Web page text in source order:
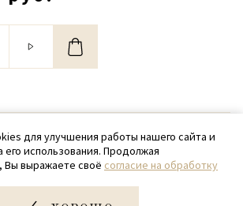
© 2020 - 2026 SamPack
+ 7 (918) 699-97-87
zakaz@sampack.store
для улучшения работы нашего сайта и
использования. Продолжая
Вы выражаете своё согласие на обработку